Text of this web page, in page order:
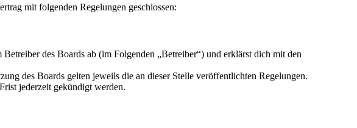
mit folgenden Regelungen geschlossen:
des Boards ab (im Folgenden „Betreiber“) und erklärst dich mit den
des Boards gelten jeweils die an dieser Stelle veröffentlichten Regelungen.
jederzeit gekündigt werden.